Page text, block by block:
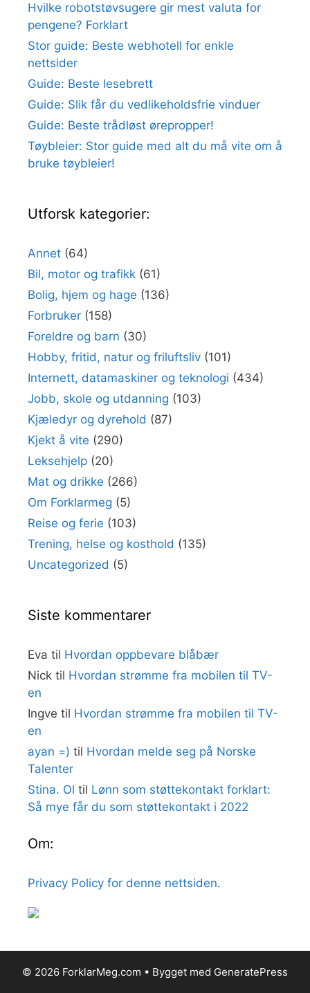
Hvilke robotstøvsugere gir mest valuta for
pengene? Forklart
Stor guide: Beste webhotell for enkle
nettsider
Guide: Beste lesebrett
Guide: Slik får du vedlikeholdsfrie vinduer
Guide: Beste trådløst ørepropper!
Tøybleier: Stor guide med alt du må vite om å
bruke tøybleier!
Utforsk kategorier:
Annet (64)
Bil, motor og trafikk (61)
Bolig, hjem og hage (136)
Forbruker (158)
Foreldre og barn (30)
Hobby, fritid, natur og friluftsliv (101)
Internett, datamaskiner og teknologi (434)
Jobb, skole og utdanning (103)
Kjæledyr og dyrehold (87)
Kjekt å vite (290)
Leksehjelp (20)
Mat og drikke (266)
Om Forklarmeg (5)
Reise og ferie (103)
Trening, helse og kosthold (135)
Uncategorized (5)
Siste kommentarer
Eva til Hvordan oppbevare blåbær
Nick til Hvordan strømme fra mobilen til TV-
en
Ingve til Hvordan strømme fra mobilen til TV-
en
ayan =) til Hvordan melde seg på Norske
Talenter
Stina. Ol til Lønn som støttekontakt forklart:
Så mye får du som støttekontakt i 2022
Om:
Privacy Policy for denne nettsiden.
© 2026 ForklarMeg.com • Bygget med GeneratePress